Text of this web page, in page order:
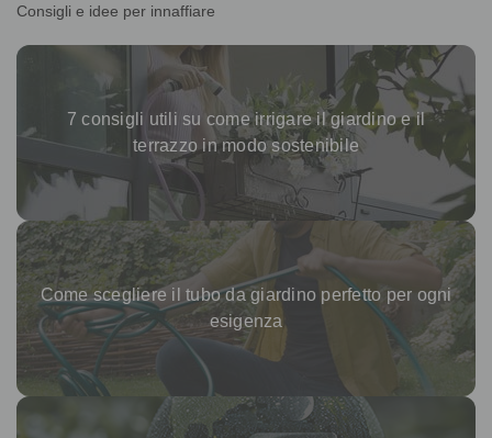
Consigli e idee per innaffiare
7 consigli utili su come irrigare il giardino e il
terrazzo in modo sostenibile
Come scegliere il tubo da giardino perfetto per ogni
esigenza